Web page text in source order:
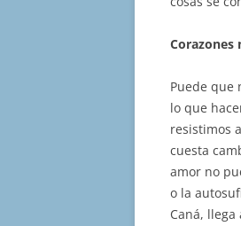
Corazones
Puede que
lo que
resistimos
cuesta
amor no
o la
Caná,